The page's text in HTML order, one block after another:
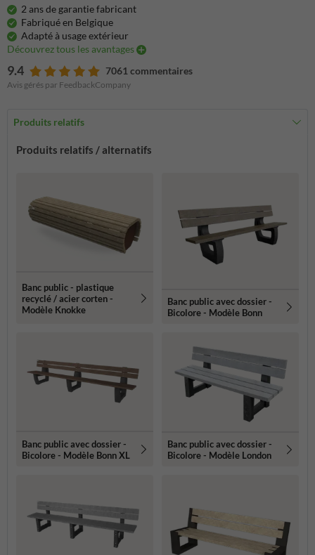
2 ans de garantie fabricant
Fabriqué en Belgique
Adapté à usage extérieur
Découvrez tous les avantages
9.4 7061 commentaires
Avis gérés par FeedbackCompany
Produits relatifs
Produits relatifs / alternatifs
Banc public - plastique
recyclé / acier corten -
Modèle Knokke
Banc public avec dossier -
Bicolore - Modèle Bonn
Banc public avec dossier -
Bicolore - Modèle Bonn XL
Banc public avec dossier -
Bicolore - Modèle London